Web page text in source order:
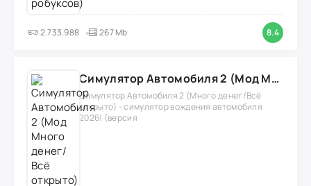
2.733.988 267 Mb 8.4
Симулятор Автомобиля 2 (Мод Много денег/Всё открыто)
Симулятор Автомобиля 2 (Много денег/Всё
открыто) - симулятор вождения автомобиля
2026! (версия